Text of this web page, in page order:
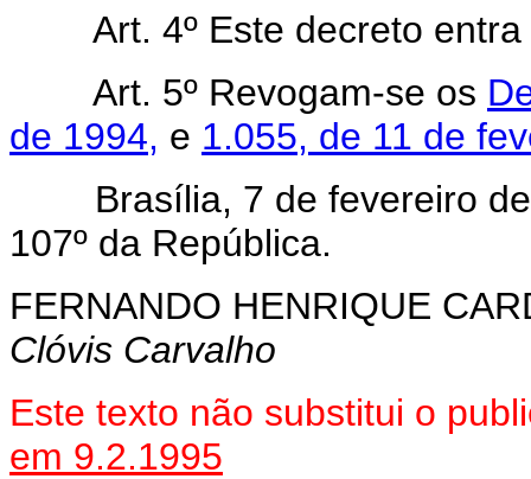
Art. 4º Este decreto
Art. 5º Revogam-se os
de 1994, e 1.055, de 11 de
Brasília, 7 de fevereiro de
107º da República.
FERNANDO HENRIQUE
Clóvis Carvalho
Este texto não substitui o
em 9.2.1995